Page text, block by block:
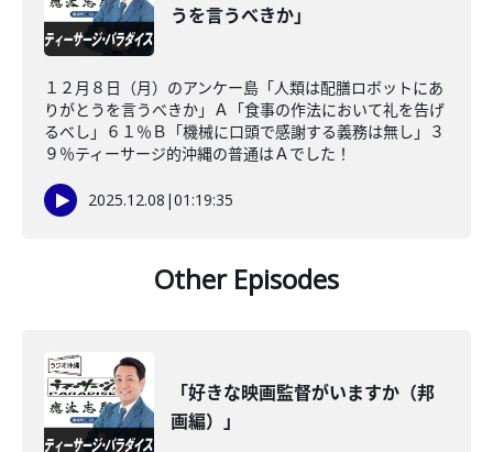
うを言うべきか」
１２月８日（月）のアンケー島「人類は配膳ロボットにあ
りがとうを言うべきか」Ａ「食事の作法において礼を告げ
るべし」６１％Ｂ「機械に口頭で感謝する義務は無し」３
９％ティーサージ的沖縄の普通はＡでした！
2025.12.08 |01:19:35
Other Episodes
「好きな映画監督がいますか（邦
画編）」